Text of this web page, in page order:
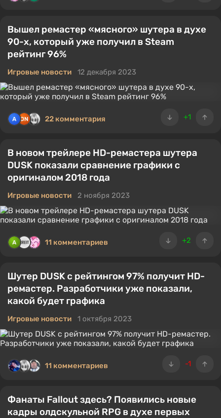
Вышел ремастер «мясного» шутера в духе
90-х, который уже получил в Steam
рейтинг 96%
Игровые новости 12 декабря 2023
+1
22 комментария
В новом трейлере HD-ремастера шутера
DUSK показали сравнение графики с
оригиналом 2018 года
Игровые новости 2 ноября 2023
+2
11 комментариев
Шутер DUSK с рейтингом 97% получит HD-
ремастер. Разработчики уже показали,
какой будет графика
Игровые новости 1 октября 2023
-1
11 комментариев
Фанаты Fallout здесь? Появились новые
кадры олдскульной RPG в духе первых